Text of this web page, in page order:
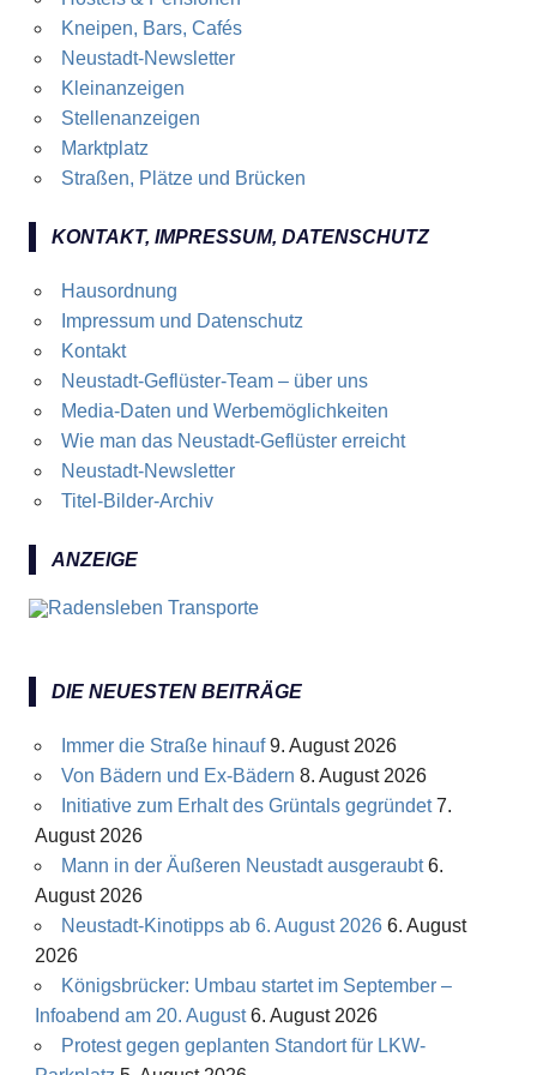
Kneipen, Bars, Cafés
Neustadt-Newsletter
Kleinanzeigen
Stellenanzeigen
Marktplatz
Straßen, Plätze und Brücken
KONTAKT, IMPRESSUM, DATENSCHUTZ
Hausordnung
Impressum und Datenschutz
Kontakt
Neustadt-Geflüster-Team – über uns
Media-Daten und Werbemöglichkeiten
Wie man das Neustadt-Geflüster erreicht
Neustadt-Newsletter
Titel-Bilder-Archiv
ANZEIGE
DIE NEUESTEN BEITRÄGE
Immer die Straße hinauf 9. August 2026
Von Bädern und Ex-Bädern 8. August 2026
Initiative zum Erhalt des Grüntals gegründet 7.
August 2026
Mann in der Äußeren Neustadt ausgeraubt 6.
August 2026
Neustadt-Kinotipps ab 6. August 2026 6. August
2026
Königsbrücker: Umbau startet im September –
Infoabend am 20. August 6. August 2026
Protest gegen geplanten Standort für LKW-